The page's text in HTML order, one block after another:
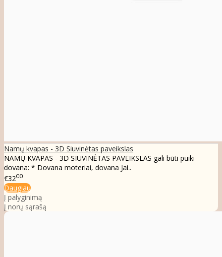
Namų kvapas - 3D Siuvinėtas paveikslas
NAMŲ KVAPAS - 3D SIUVINĖTAS PAVEIKSLAS gali būti puiki
dovana: * Dovana moteriai, dovana Jai..
€3200
Daugiau
Į palyginimą
Į norų sąrašą